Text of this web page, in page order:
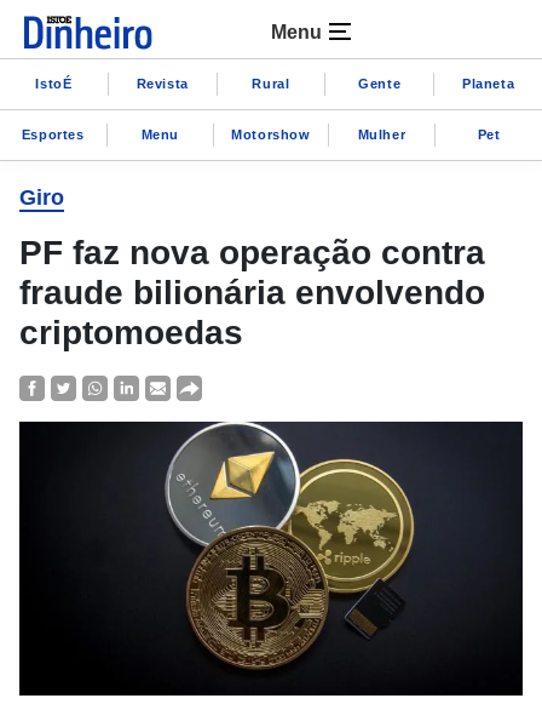
Menu
IstoÉ Revista Rural Gente Planeta
Esportes Menu Motorshow Mulher Pet
Giro
PF faz nova operação contra
fraude bilionária envolvendo
criptomoedas